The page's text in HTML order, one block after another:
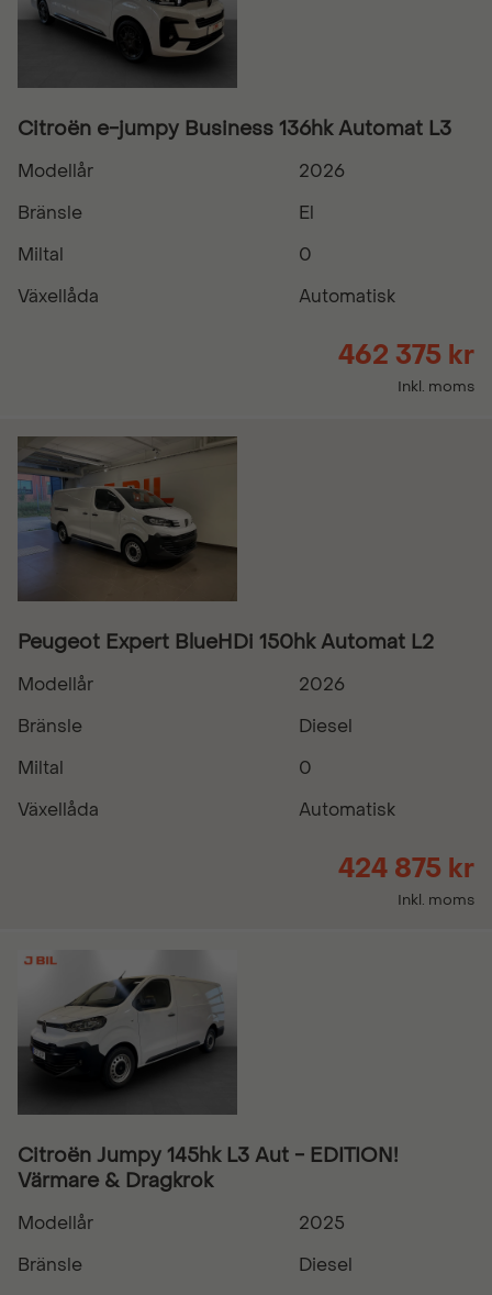
Citroën e-jumpy Business 136hk Automat L3
Modellår
2026
Bränsle
El
Miltal
0
Växellåda
Automatisk
462 375 kr
Inkl. moms
Peugeot Expert BlueHDi 150hk Automat L2
Modellår
2026
Bränsle
Diesel
Miltal
0
Växellåda
Automatisk
424 875 kr
Inkl. moms
Citroën Jumpy 145hk L3 Aut - EDITION!
Värmare & Dragkrok
Modellår
2025
Bränsle
Diesel